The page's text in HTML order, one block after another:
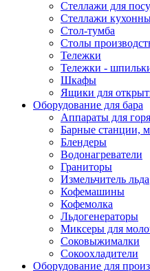
Стеллажи для
Стеллажи
Стол-тумба
Столы
Тележки
Тележки -
Шкафы
Ящики для
Оборудование для бара
Аппараты для
Барные станции,
Блендеры
Водонагреватели
Граниторы
Измельчитель льда
Кофемашины
Кофемолка
Льдогенераторы
Миксеры для
Соковыжималки
Сокоохладители
Оборудование для